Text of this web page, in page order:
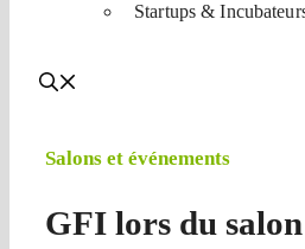
Startups &
Salons et événements
GFI lors du